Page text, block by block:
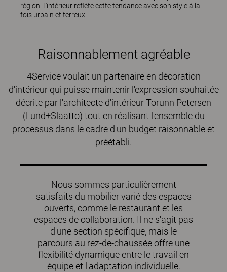
région. L'intérieur reflète cette tendance avec son style à la
fois urbain et terreux.
Raisonnablement agréable
4Service voulait un partenaire en décoration
d'intérieur qui puisse maintenir l'expression souhaitée
décrite par l'architecte d'intérieur Torunn Petersen
(Lund+Slaatto) tout en réalisant l'ensemble du
processus dans le cadre d'un budget raisonnable et
préétabli.
Nous sommes particulièrement
satisfaits du mobilier varié des espaces
ouverts, comme le restaurant et les
espaces de collaboration. Il ne s'agit pas
d'une section spécifique, mais le
parcours au rez-de-chaussée offre une
flexibilité dynamique entre le travail en
équipe et l'adaptation individuelle.